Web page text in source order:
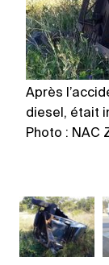
Après
diesel, était
Photo : NAC